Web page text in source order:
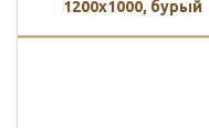
1200х1000, бурый